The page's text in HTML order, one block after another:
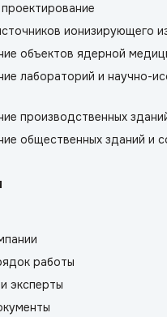
ионизирующего
объектов ядерной
лабораторий и научно-
производственных
общественных зданий и
работы
эксперты